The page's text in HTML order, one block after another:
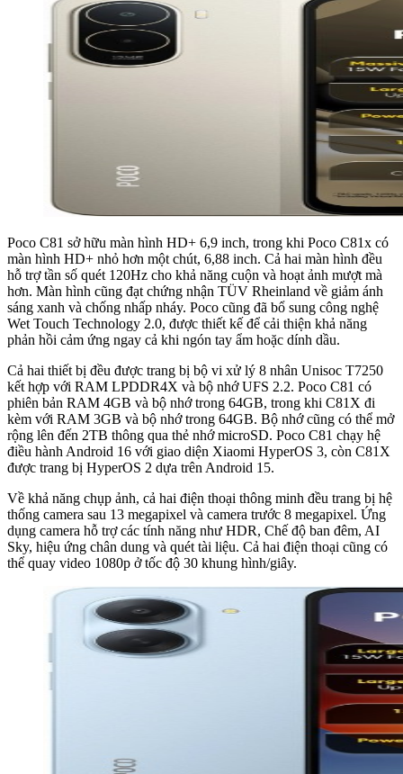
Poco C81 sở hữu màn hình HD+ 6,9 inch, trong khi Poco C81x có
màn hình HD+ nhỏ hơn một chút, 6,88 inch. Cả hai màn hình đều
hỗ trợ tần số quét 120Hz cho khả năng cuộn và hoạt ảnh mượt mà
hơn. Màn hình cũng đạt chứng nhận TÜV Rheinland về giảm ánh
sáng xanh và chống nhấp nháy. Poco cũng đã bổ sung công nghệ
Wet Touch Technology 2.0, được thiết kế để cải thiện khả năng
phản hồi cảm ứng ngay cả khi ngón tay ẩm hoặc dính dầu.
Cả hai thiết bị đều được trang bị bộ vi xử lý 8 nhân Unisoc T7250
kết hợp với RAM LPDDR4X và bộ nhớ UFS 2.2. Poco C81 có
phiên bản RAM 4GB và bộ nhớ trong 64GB, trong khi C81X đi
kèm với RAM 3GB và bộ nhớ trong 64GB. Bộ nhớ cũng có thể mở
rộng lên đến 2TB thông qua thẻ nhớ microSD. Poco C81 chạy hệ
điều hành Android 16 với giao diện Xiaomi HyperOS 3, còn C81X
được trang bị HyperOS 2 dựa trên Android 15.
Về khả năng chụp ảnh, cả hai điện thoại thông minh đều trang bị hệ
thống camera sau 13 megapixel và camera trước 8 megapixel. Ứng
dụng camera hỗ trợ các tính năng như HDR, Chế độ ban đêm, AI
Sky, hiệu ứng chân dung và quét tài liệu. Cả hai điện thoại cũng có
thể quay video 1080p ở tốc độ 30 khung hình/giây.